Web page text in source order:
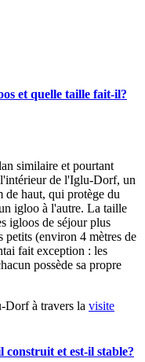
et quelle taille fait-il?
similaire et pourtant
de l'Iglu-Dorf, un
de haut, qui protège du
igloo à l'autre. La taille
igloos de séjour plus
petits (environ 4 mètres de
fait exception : les
possède sa propre
Dorf à travers la visite
construit et est-il stable?